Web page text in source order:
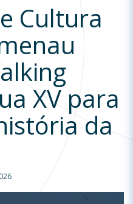
Cultura
XV para
da